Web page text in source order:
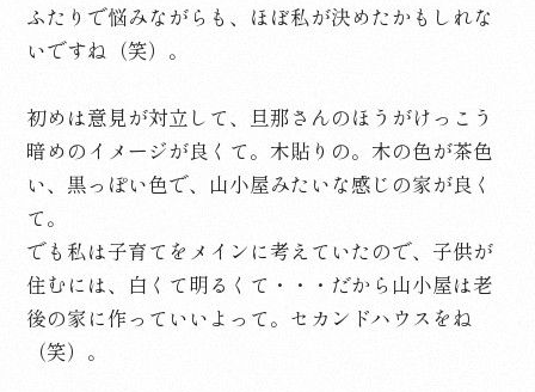
ふたりで悩みながらも、ほぼ私が決めたかもしれな
いですね（笑）。
初めは意見が対立して、旦那さんのほうがけっこう
暗めのイメージが良くて。木貼りの。木の色が茶色
い、黒っぽい色で、山小屋みたいな感じの家が良く
て。
でも私は子育てをメインに考えていたので、子供が
住むには、白くて明るくて・・・だから山小屋は老
後の家に作っていいよって。セカンドハウスをね
（笑）。